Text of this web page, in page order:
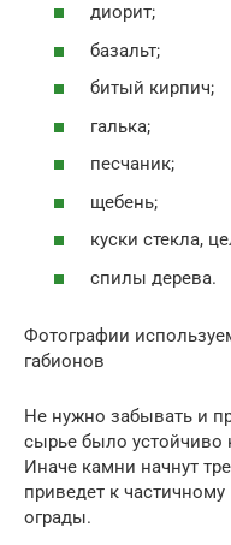
диорит;
базальт;
битый кирпич;
галька;
песчаник;
щебень;
куски стекла,
спилы дерева.
Фотографии
габионов
Не нужно забывать и
сырье было устойчиво
Иначе камни начнут
приведет к
ограды.